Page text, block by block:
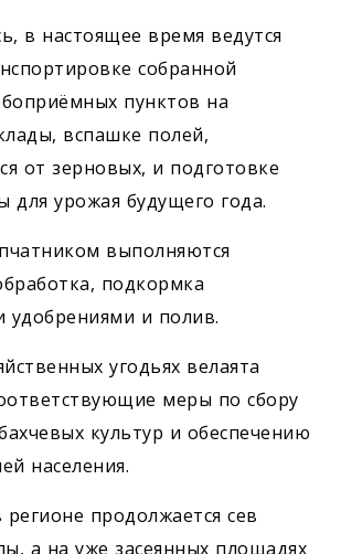
в настоящее время ведутся
собранной
пунктов на
вспашке полей,
от зерновых, и подготовке
для урожая будущего года.
выполняются
подкормка
и полив.
угодьях велаята
меры по сбору
культур и обеспечению
населения.
продолжается сев
а на уже засеянных площадях